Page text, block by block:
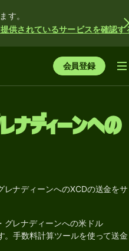
す。
供されているサービスを確認す
会員登録
レナディーンへの
ナディーンへのXCDの送金をサ
グレナディーンへの米ドル
。手数料計算ツールを使って送金